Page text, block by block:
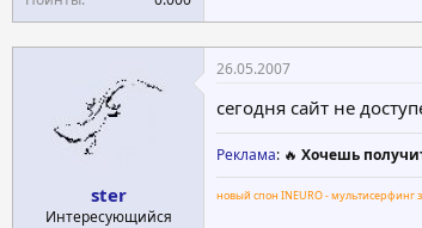
ster
Интересующийся
26.05.2007
сегодня сайт не
Реклама: 🔥 Хочешь
новый спон INEURO - мультисерфинг